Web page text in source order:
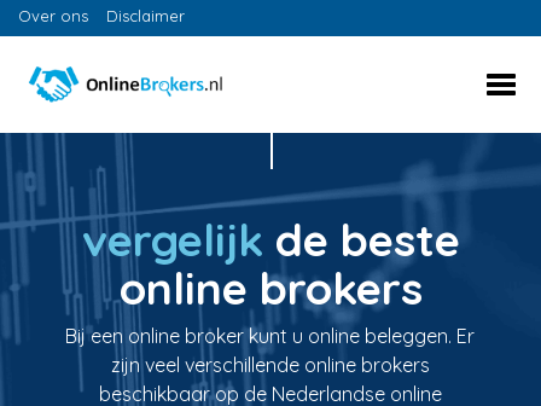
Over ons Disclaimer
vergelijk de beste
online brokers
Bij een online broker kunt u online beleggen. Er
zijn veel verschillende online brokers
beschikbaar op de Nederlandse online